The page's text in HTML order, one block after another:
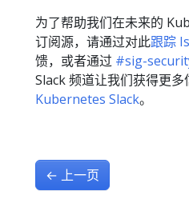
为了帮助我们在未来的
订阅源，请通过对此跟踪
馈，或者通过 #sig-
Slack 频道让我们获得更
Kubernetes Slack。
← 上一页